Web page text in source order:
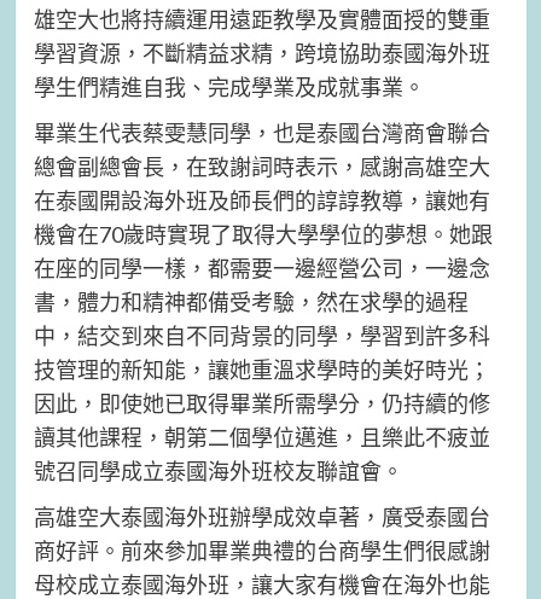
雄空大也將持續運用遠距教學及實體面授的雙重
學習資源，不斷精益求精，跨境協助泰國海外班
學生們精進自我、完成學業及成就事業。
畢業生代表蔡雯慧同學，也是泰國台灣商會聯合
總會副總會長，在致謝詞時表示，感謝高雄空大
在泰國開設海外班及師長們的諄諄教導，讓她有
機會在70歲時實現了取得大學學位的夢想。她跟
在座的同學一樣，都需要一邊經營公司，一邊念
書，體力和精神都備受考驗，然在求學的過程
中，結交到來自不同背景的同學，學習到許多科
技管理的新知能，讓她重溫求學時的美好時光；
因此，即使她已取得畢業所需學分，仍持續的修
讀其他課程，朝第二個學位邁進，且樂此不疲並
號召同學成立泰國海外班校友聯誼會。
高雄空大泰國海外班辦學成效卓著，廣受泰國台
商好評。前來參加畢業典禮的台商學生們很感謝
母校成立泰國海外班，讓大家有機會在海外也能